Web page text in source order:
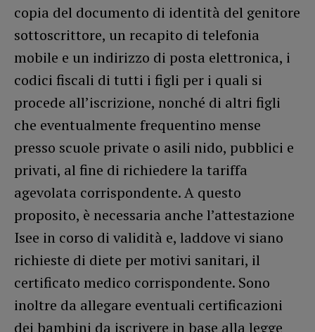
copia del documento di identità del genitore
sottoscrittore, un recapito di telefonia
mobile e un indirizzo di posta elettronica, i
codici fiscali di tutti i figli per i quali si
procede all’iscrizione, nonché di altri figli
che eventualmente frequentino mense
presso scuole private o asili nido, pubblici e
privati, al fine di richiedere la tariffa
agevolata corrispondente. A questo
proposito, è necessaria anche l’attestazione
Isee in corso di validità e, laddove vi siano
richieste di diete per motivi sanitari, il
certificato medico corrispondente. Sono
inoltre da allegare eventuali certificazioni
dei bambini da iscrivere in base alla legge